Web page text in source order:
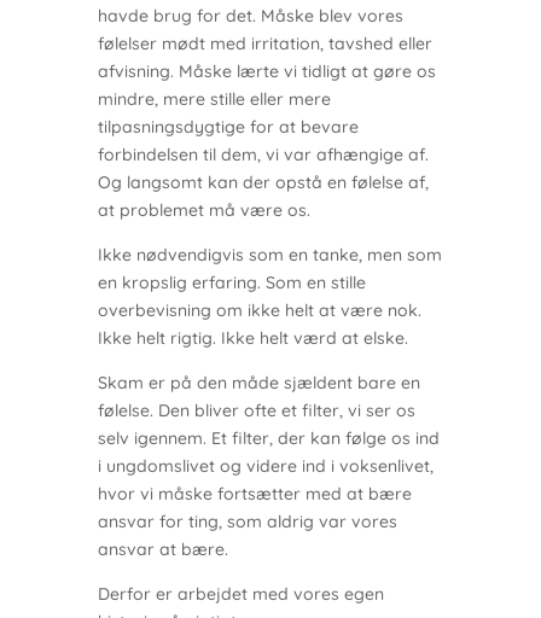
havde brug for det. Måske blev vores
følelser mødt med irritation, tavshed eller
afvisning. Måske lærte vi tidligt at gøre os
mindre, mere stille eller mere
tilpasningsdygtige for at bevare
forbindelsen til dem, vi var afhængige af.
Og langsomt kan der opstå en følelse af,
at problemet må være os.
Ikke nødvendigvis som en tanke, men som
en kropslig erfaring. Som en stille
overbevisning om ikke helt at være nok.
Ikke helt rigtig. Ikke helt værd at elske.
Skam er på den måde sjældent bare en
følelse. Den bliver ofte et filter, vi ser os
selv igennem. Et filter, der kan følge os ind
i ungdomslivet og videre ind i voksenlivet,
hvor vi måske fortsætter med at bære
ansvar for ting, som aldrig var vores
ansvar at bære.
Derfor er arbejdet med vores egen